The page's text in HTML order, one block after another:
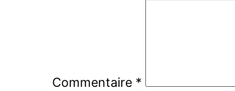
Commentaire *